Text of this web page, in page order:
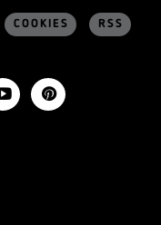
COOKIES RSS